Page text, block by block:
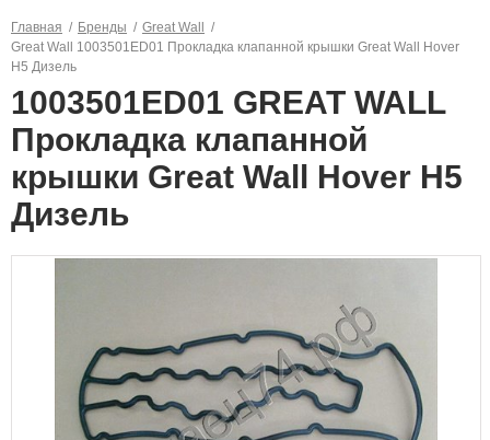
Главная / Бренды / Great Wall
/
Great Wall 1003501ED01 Прокладка клапанной крышки Great Wall Hover
H5 Дизель
1003501ED01 GREAT WALL
Прокладка клапанной
крышки Great Wall Hover H5
Дизель